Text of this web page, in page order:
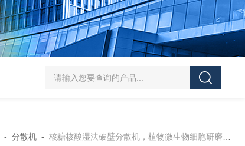
SJMFSID/希德 鸡骨泥湿法粉碎胶体磨 超细粉
分散机- 核糖核酸湿法破壁分散机，植物微生物细胞研磨分散机SID/希德XMD